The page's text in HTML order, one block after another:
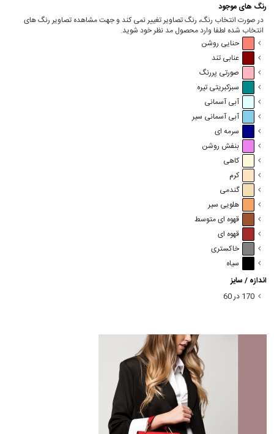
رنگ های موجود
در صورت انتخاب رنگ، رنگ تصاویر تغییر نمی کند و جهت مشاهده تصاویر رنگ های
انتخاب شده لطفا وارد محصول مد نظر خود شوید.
حنایی روشن
عنابی تند
صورتی پررنگ
سبزکبریتی تیره
آبی آسمانی
آبی آسمانی سیر
سرمه ای
بنفش روشن
کاهی
کرم
گندمی
هلویی سیر
قهوه ای متوسط
قهوه ای
خاکستری
سیاه
اندازه / سایز
170 در 60